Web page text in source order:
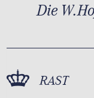
Die
RAST